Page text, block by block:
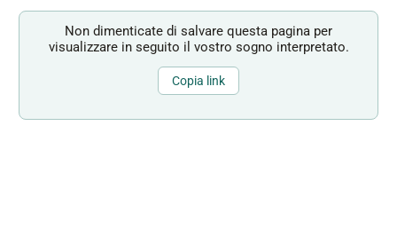
Non dimenticate di salvare questa pagina per
visualizzare in seguito il vostro sogno interpretato.
Copia link